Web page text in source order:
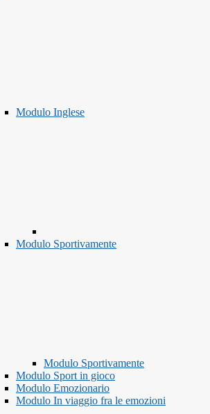
Modulo Inglese
Modulo Sportivamente
Modulo Sportivamente
Modulo Sport in gioco
Modulo Emozionario
Modulo In viaggio fra le emozioni